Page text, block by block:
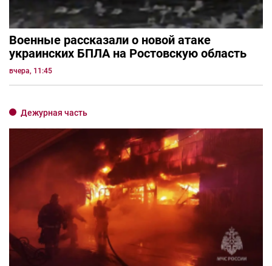
Военные рассказали о новой атаке
украинских БПЛА на Ростовскую область
вчера, 11:45
Дежурная часть